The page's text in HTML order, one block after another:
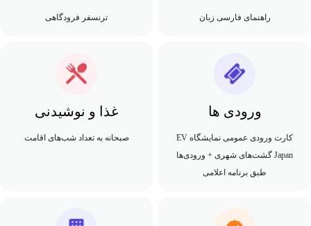
راهنمای فارسی زبان ترنسفر فرودگاهی
ورودی ها
کارت ورودی عمومی نمایشگاه EV
Japan گشت‌های شهری + ورودی‌ها
طبق برنامه اعلامی
غذا و نوشیدنی
صبحانه به تعداد شب‌های اقامت